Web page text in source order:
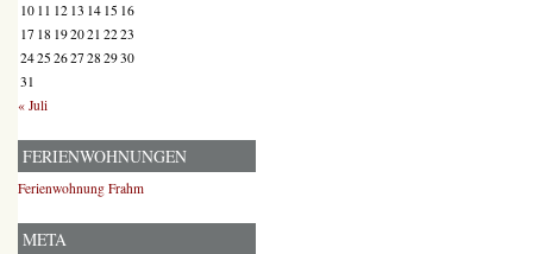
10 11 12 13 14 15 16
17 18 192021 2223
2425 2627 28 2930
31
« Juli
FERIENWOHNUNGEN
Ferienwohnung Frahm
META